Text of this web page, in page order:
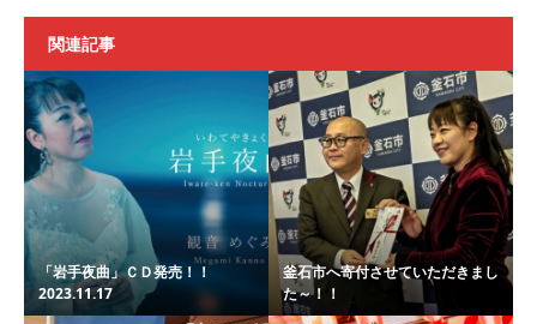
関連記事
「岩手夜曲」ＣＤ発売！！
2023.11.17
釜石市へ寄付させていただきまし
た～！！